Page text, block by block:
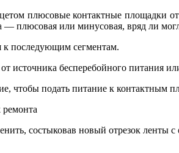
плюсовые контактные площадки
плюсовая или минусовая, вряд ли
к последующим сегментам.
источника бесперебойного питания
чтобы подать питание к контактным
состыковав новый отрезок ленты с